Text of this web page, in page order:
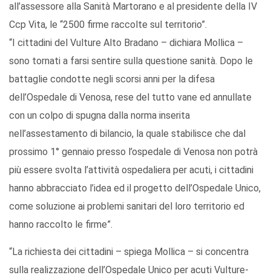
all’assessore alla Sanità Martorano e al presidente della IV
Ccp Vita, le “2500 firme raccolte sul territorio”.
“I cittadini del Vulture Alto Bradano – dichiara Mollica –
sono tornati a farsi sentire sulla questione sanità. Dopo le
battaglie condotte negli scorsi anni per la difesa
dell’Ospedale di Venosa, rese del tutto vane ed annullate
con un colpo di spugna dalla norma inserita
nell’assestamento di bilancio, la quale stabilisce che dal
prossimo 1° gennaio presso l’ospedale di Venosa non potrà
più essere svolta l’attività ospedaliera per acuti, i cittadini
hanno abbracciato l’idea ed il progetto dell’Ospedale Unico,
come soluzione ai problemi sanitari del loro territorio ed
hanno raccolto le firme”.
“La richiesta dei cittadini – spiega Mollica – si concentra
sulla realizzazione dell’Ospedale Unico per acuti Vulture-